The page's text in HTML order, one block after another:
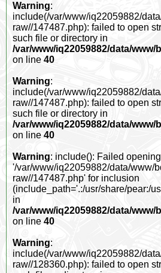
Warning:
include(/var/www/iq22059882/
raw//147487.php): failed to open
such file or directory in
/var/www/iq22059882/data/
on line 40
Warning:
include(/var/www/iq22059882/
raw//147487.php): failed to open
such file or directory in
/var/www/iq22059882/data/
on line 40
Warning: include(): Failed opening
'/var/www/iq22059882/data/www/
raw//147487.php' for inclusion
(include_path='.:/usr/share/pear:/
in
/var/www/iq22059882/data/
on line 40
Warning:
include(/var/www/iq22059882/
raw//128360.php): failed to open